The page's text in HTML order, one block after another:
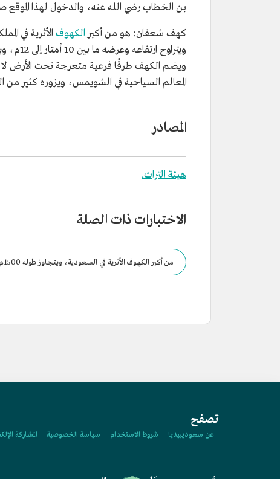
بن الخطاب رضي الله عنه، والدخول لهذا
كهف شعفان: هو من أكبر الكهوف
ويضم الكهف طرقًا فرعية متعرجة تحت الأرض
المعالم السياحية في الشويمس، ويزوره كثير من
المصادر
هيئة التراث.
الاختبارات ذات الصلة
من أكبر الكهوف الأثرية في السعودية، ويتجاوز طوله 1500م تحت الأرض.
تصفح
عن سعوديبيديا شروط الاستخدام سياسة الخصوصية المشاركة